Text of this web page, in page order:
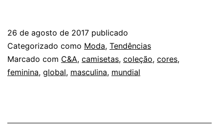
PRIMEIRAS
CAMISETAS
DO
NÍVEL
26 de agosto de 2017 publicado
Categorizado como Moda, Tendências
Marcado com C&A, camisetas, coleção, cores,
feminina, global, masculina, mundial